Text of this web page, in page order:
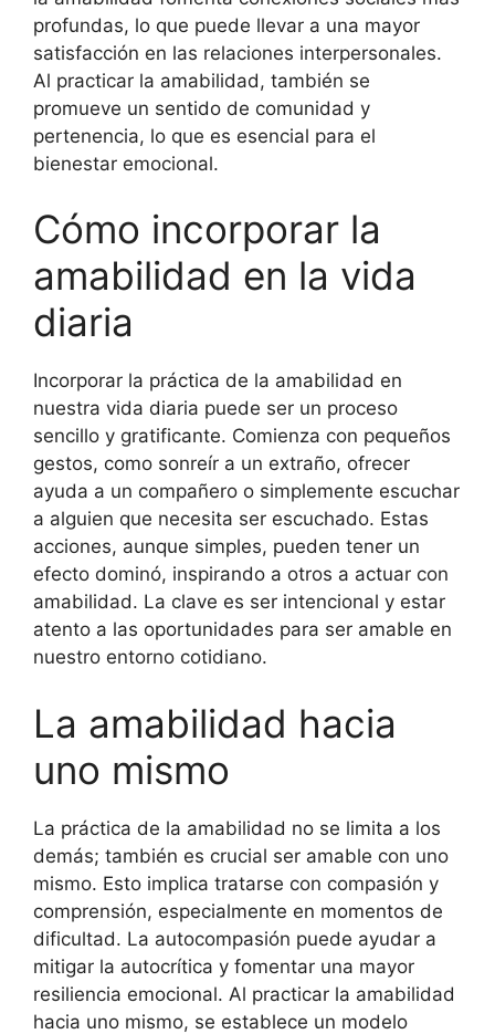
profundas, lo que puede llevar a una mayor
satisfacción en las relaciones interpersonales.
Al practicar la amabilidad, también se
promueve un sentido de comunidad y
pertenencia, lo que es esencial para el
bienestar emocional.
Cómo incorporar la
amabilidad en la vida
diaria
Incorporar la práctica de la amabilidad en
nuestra vida diaria puede ser un proceso
sencillo y gratificante. Comienza con pequeños
gestos, como sonreír a un extraño, ofrecer
ayuda a un compañero o simplemente escuchar
a alguien que necesita ser escuchado. Estas
acciones, aunque simples, pueden tener un
efecto dominó, inspirando a otros a actuar con
amabilidad. La clave es ser intencional y estar
atento a las oportunidades para ser amable en
nuestro entorno cotidiano.
La amabilidad hacia
uno mismo
La práctica de la amabilidad no se limita a los
demás; también es crucial ser amable con uno
mismo. Esto implica tratarse con compasión y
comprensión, especialmente en momentos de
dificultad. La autocompasión puede ayudar a
mitigar la autocrítica y fomentar una mayor
resiliencia emocional. Al practicar la amabilidad
hacia uno mismo, se establece un modelo